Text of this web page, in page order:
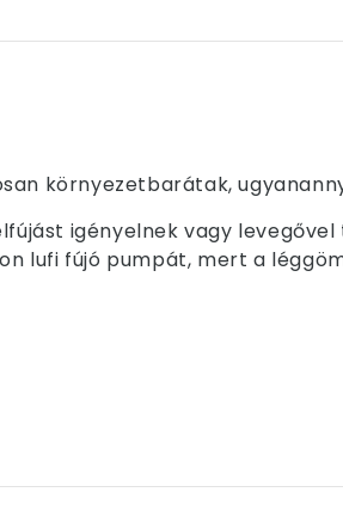
környezetbarátak,
igényelnek vagy
lufi fújó pumpát, mert a